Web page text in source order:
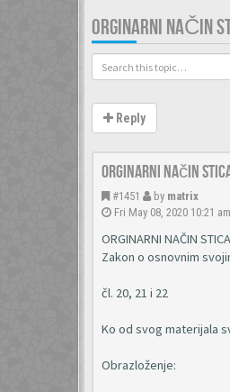
ORGINARNI NAČIN
Reply
Orginarni način
#1451 by matrix
Fri May 08, 2020 10:21 am
ORGINARNI NAČIN
Zakon o osnovnim
čl. 20, 21 i 22
Ko od svog materijala
Obrazloženje: